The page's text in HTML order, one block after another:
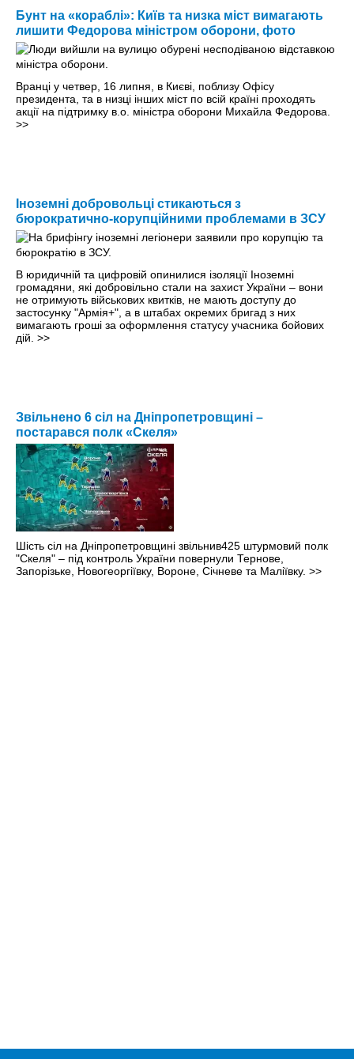
Бунт на «кораблі»: Київ та низка міст вимагають
лишити Федорова міністром оборони, фото
Вранці у четвер, 16 липня, в Києві, поблизу Офісу
президента, та в низці інших міст по всій країні проходять
акції на підтримку в.о. міністра оборони Михайла Федорова.
>>
Іноземні добровольці стикаються з
бюрократично-корупційними проблемами в ЗСУ
В юридичній та цифровій опинилися ізоляції Іноземні
громадяни, які добровільно стали на захист України – вони
не отримують військових квитків, не мають доступу до
застосунку "Армія+", а в штабах окремих бригад з них
вимагають гроші за оформлення статусу учасника бойових
дій. >>
Звільнено 6 сіл на Дніпропетровщині –
постарався полк «Скеля»
Шість сіл на Дніпропетровщині звільнив425 штурмовий полк
"Скеля" – під контроль України повернули Тернове,
Запорізьке, Новогеоргіївку, Вороне, Січневе та Маліївку. >>